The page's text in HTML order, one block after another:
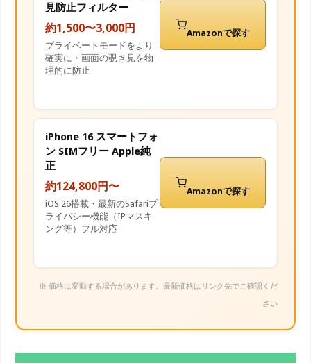
見防止フィルター
約1,500〜3,000円
プライベートモードをより
確実に・画面の覗き見を物
理的に防止
Amazonで探す
iPhone 16 スマートフォ
ン SIMフリー Apple純
正
約124,800円〜
iOS 26搭載・最新のSafariプ
ライバシー機能（IPマスキ
ング等）フル対応
Amazonで探す
※ 価格は変動する場合があります。最新価格はリンク先でご確認くだ
さい